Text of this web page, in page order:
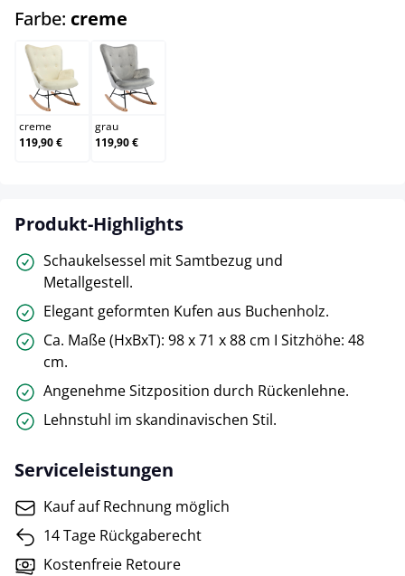
Farbe: creme
creme
creme
119,90 €
grau
grau
119,90 €
Produkt-Highlights
Schaukelsessel mit Samtbezug und
Metallgestell.
Elegant geformten Kufen aus Buchenholz.
Ca. Maße (HxBxT): 98 x 71 x 88 cm I Sitzhöhe: 48
cm.
Angenehme Sitzposition durch Rückenlehne.
Lehnstuhl im skandinavischen Stil.
Serviceleistungen
Kauf auf Rechnung möglich
14 Tage Rückgaberecht
Kostenfreie Retoure